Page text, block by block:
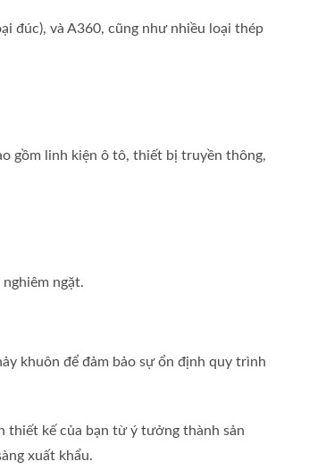
đúc), và A360, cũng như nhiều loại thép
gồm linh kiện ô tô, thiết bị truyền thông,
ngặt.
khuôn để đảm bảo sự ổn định quy trình
thiết kế của bạn từ ý tưởng thành sản
xuất khẩu.